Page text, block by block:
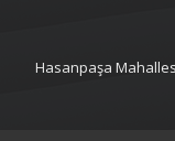
Hasanpaşa